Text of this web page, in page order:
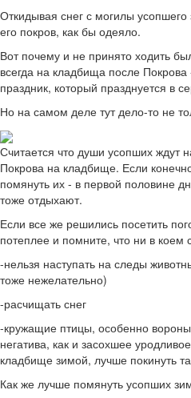
Откидывая снег с могилы
его покров, как бы одеяло.
Вот почему и не принято ходить
всегда на кладбища после Покрова
праздник, который празднуется в
Но на самом деле тут дело-то не
Считается что души усопших ждут
Покрова на кладбище. Если
помянуть их - в первой половине
тоже отдыхают.
Если все же решились посетить
потеплее и помните, что ни в коем
-нельзя наступать на следы
тоже нежелательно)
-расчищать снег
-кружащие птицы, особенно
негатива, как и засохшее
кладбище зимой, лучше покинуть
Как же лучше помянуть усопших